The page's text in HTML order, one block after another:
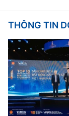
THÔNG TIN